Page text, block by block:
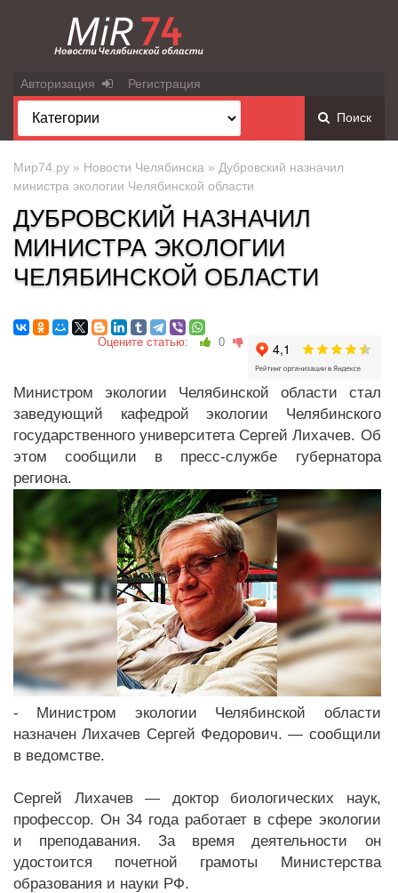
Авторизация Регистрация
Поиск
Мир74.ру » Новости Челябинска » Дубровский назначил
министра экологии Челябинской области
ДУБРОВСКИЙ НАЗНАЧИЛ
МИНИСТРА ЭКОЛОГИИ
ЧЕЛЯБИНСКОЙ ОБЛАСТИ
Оцените статью: 0
Министром экологии Челябинской области стал
заведующий кафедрой экологии Челябинского
государственного университета Сергей Лихачев. Об
этом сообщили в пресс-службе губернатора
региона.
- Министром экологии Челябинской области
назначен Лихачев Сергей Федорович. — сообщили
в ведомстве.
Сергей Лихачев — доктор биологических наук,
профессор. Он 34 года работает в сфере экологии
и преподавания. За время деятельности он
удостоится почетной грамоты Министерства
образования и науки РФ.